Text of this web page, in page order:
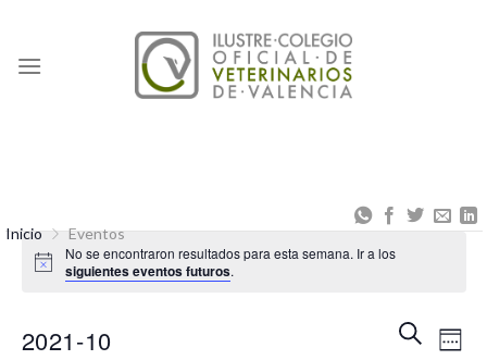
content
Inicio
Eventos
No se encontraron resultados para esta semana. Ir a los
siguientes eventos futuros.
BUSCAR
2021-10